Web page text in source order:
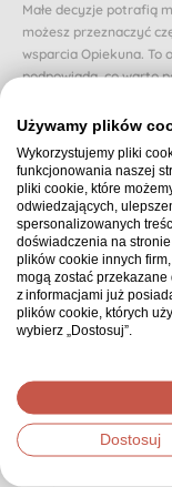
Małe decyzje potrafią
możesz przeznaczyć
wsparcia Opiekuna. To
podpowiada, co warto
Dzięki Opiekunowi
wsparcie na każdym
może poczuć się
Czy chcesz
wpłaty na zapewnienie
kwotę.
10 zł z mojej wpłaty
Używamy plików
Wykorzystujemy pliki
funkcjonowania naszej
pliki cookie, które
odwiedzających,
spersonalizowanych
doświadczenia na
plików cookie innych
mogą zostać przekazane
z informacjami już
plików cookie, których
wybierz „Dostosuj”.
Dostosuj